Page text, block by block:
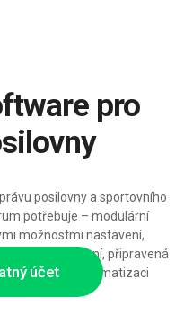
účet
posilovny a sportovního
potřebuje – modulární
možnostmi nastavení,
řešení, připravená
základnu a automatizaci